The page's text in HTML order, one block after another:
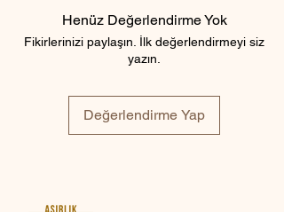
Henüz Değerlendirme Yok
Fikirlerinizi paylaşın. İlk değerlendirmeyi siz
yazın.
Değerlendirme Yap